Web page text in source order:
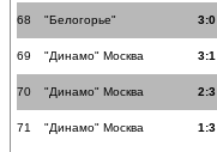
68 "Белогорье" 3:0
69 "Динамо" Москва 3:1
70 "Динамо" Москва 2:3
71 "Динамо" Москва 1:3